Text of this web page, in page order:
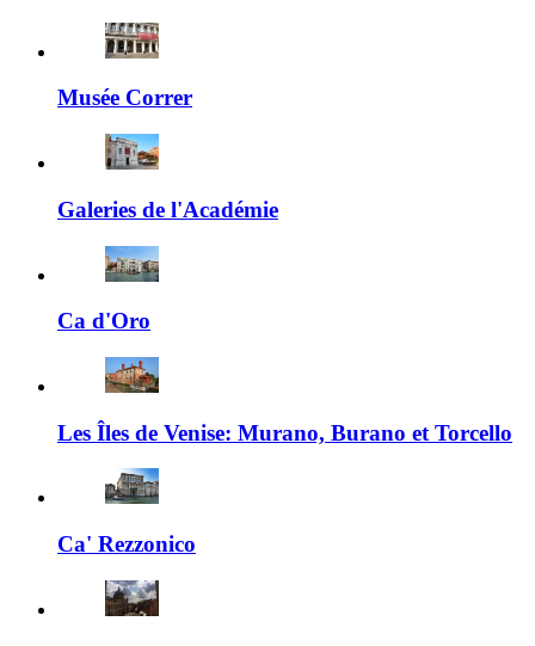
Musée Correr
Galeries de l'Académie
Ca d'Oro
Les Îles de Venise: Murano, Burano et Torcello
Ca' Rezzonico